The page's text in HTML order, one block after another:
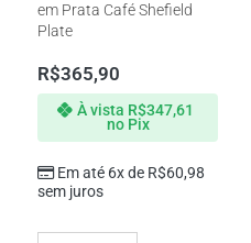
em Prata Café Shefield
Plate
R$365,90
Em até 6x de R$60,98
sem juros
À vista R$347,61
no Pix